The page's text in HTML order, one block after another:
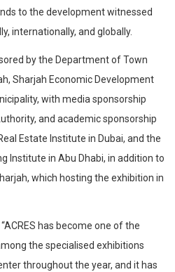
to the development witnessed
internationally, and globally.
by the Department of Town
Sharjah Economic Development
with media sponsorship
and academic sponsorship
Estate Institute in Dubai, and the
Institute in Abu Dhabi, in addition to
which hosting the exhibition in
has become one of the
the specialised exhibitions
throughout the year, and it has